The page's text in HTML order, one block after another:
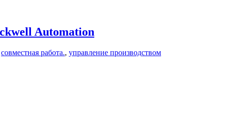
Automation
совместная работа., управление производством